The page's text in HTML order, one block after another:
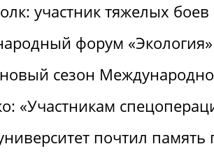
участник тяжелых
форум
новый сезон
«Участникам
почтил